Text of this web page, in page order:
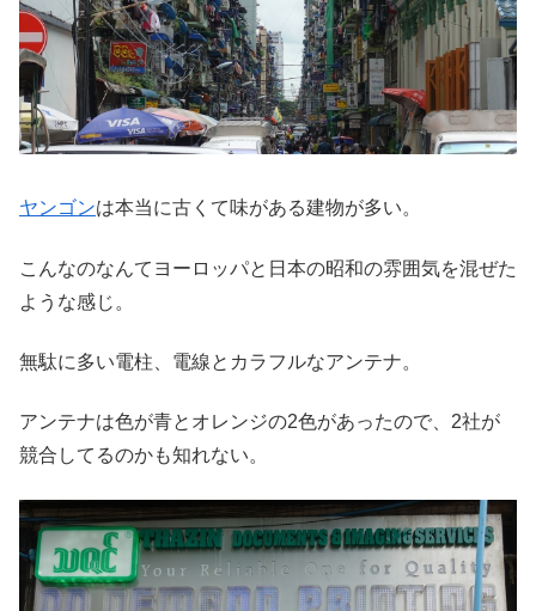
ヤンゴンは本当に古くて味がある建物が多い。
こんなのなんてヨーロッパと日本の昭和の雰囲気を混ぜた
ような感じ。
無駄に多い電柱、電線とカラフルなアンテナ。
アンテナは色が青とオレンジの2色があったので、2社が
競合してるのかも知れない。